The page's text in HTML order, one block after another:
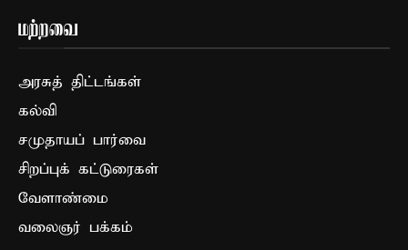
மற்றவை
அரசுத் திட்டங்கள்
கல்வி
சமுதாயப் பார்வை
சிறப்புக் கட்டுரைகள்
வேளாண்மை
வலைஞர் பக்கம்